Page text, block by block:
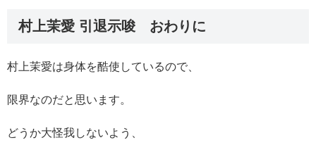
村上茉愛 引退示唆 おわりに
村上茉愛は身体を酷使しているので、
限界なのだと思います。
どうか大怪我しないよう、